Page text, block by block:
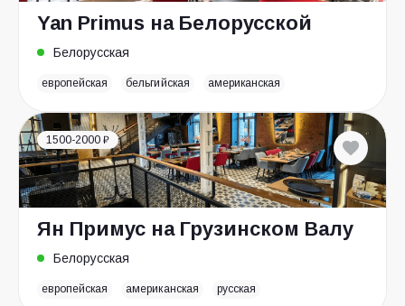
Yan Primus на Белорусской
Белорусская
европейская бельгийская американская
1500-2000 ₽
Ян Примус на Грузинском Валу
Белорусская
европейская американская русская